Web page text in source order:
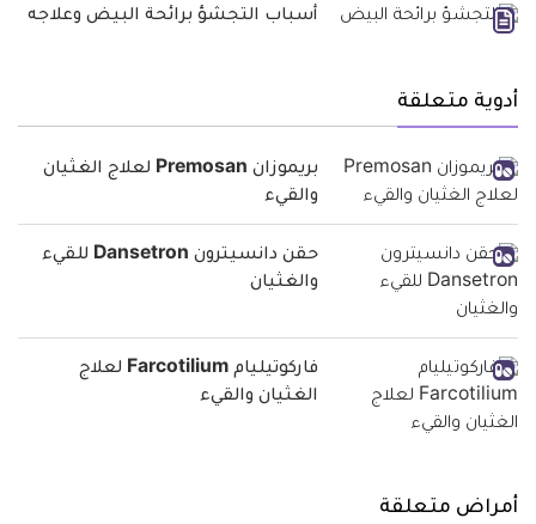
أسباب التجشؤ برائحة البيض وعلاجه
أدوية متعلقة
بريموزان Premosan لعلاج الغثيان
والقيء
حقن دانسيترون Dansetron للقيء
والغثيان
فاركوتيليام Farcotilium لعلاج
الغثيان والقيء
أمراض متعلقة